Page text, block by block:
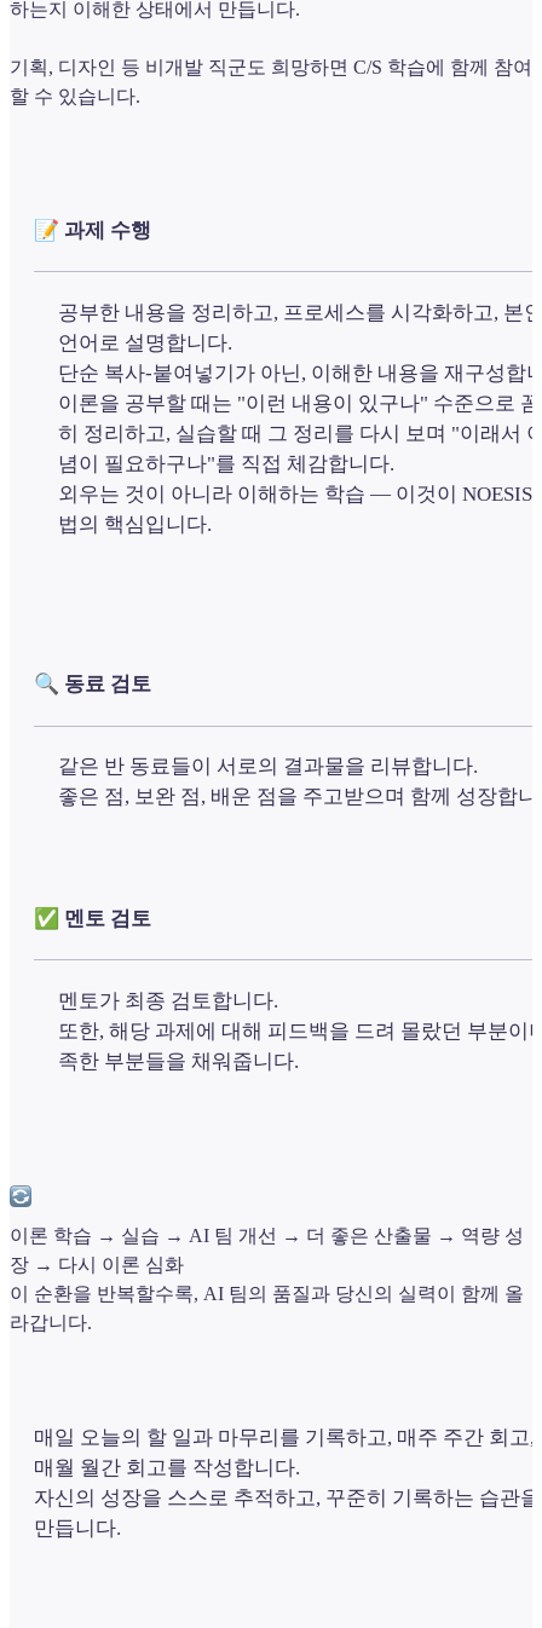
하는지 이해한 상태에서 만듭니다.
기획, 디자인 등 비개발 직군도 희망하면 C/S 학습에 함께 참여
할 수 있습니다.
📝 과제 수행
공부한 내용을 정리하고, 프로세스를 시각화하고, 본
언어로 설명합니다.
단순 복사-붙여넣기가 아닌, 이해한 내용을 재구성합
이론을 공부할 때는 "이런 내용이 있구나" 수준으로
히 정리하고, 실습할 때 그 정리를 다시 보며 "이래서
념이 필요하구나"를 직접 체감합니다.
외우는 것이 아니라 이해하는 학습 — 이것이 NOESIS
법의 핵심입니다.
🔍 동료 검토
같은 반 동료들이 서로의 결과물을 리뷰합니다.
좋은 점, 보완 점, 배운 점을 주고받으며 함께 성장합
✅ 멘토 검토
멘토가 최종 검토합니다.
또한, 해당 과제에 대해 피드백을 드려 몰랐던 부분이
족한 부분들을 채워줍니다.
이론 학습 → 실습 → AI 팀 개선 → 더 좋은 산출물 → 역량 성
장 → 다시 이론 심화
이 순환을 반복할수록, AI 팀의 품질과 당신의 실력이 함께 올
라갑니다.
매일 오늘의 할 일과 마무리를 기록하고, 매주 주간 회고,
매월 월간 회고를 작성합니다.
자신의 성장을 스스로 추적하고, 꾸준히 기록하는 습관을
만듭니다.